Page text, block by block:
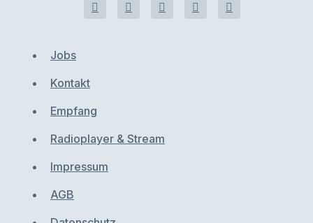
Jobs
Kontakt
Empfang
Radioplayer & Stream
Impressum
AGB